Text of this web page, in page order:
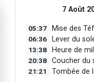
7 Août
05:37 Mise des
06:36 Lever du
13:38 Heure de
20:38 Coucher du
21:21 Tombée de